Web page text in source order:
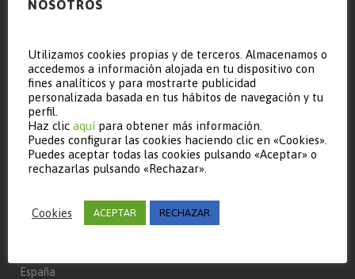
Keyter Intarcon Nederland BV
Keyter France SAS
Keyter Intarcon Schweiz
D3 Froid
CONTACTO
Keyter Technologies, S.L.
España
NOSOTROS
Utilizamos cookies propias y de terceros. Almacenamos o
accedemos a información alojada en tu dispositivo con
fines analíticos y para mostrarte publicidad
personalizada basada en tus hábitos de navegación y tu
perfil.
Haz clic aquí para obtener más información.
Puedes configurar las cookies haciendo clic en «Cookies».
Puedes aceptar todas las cookies pulsando «Aceptar» o
rechazarlas pulsando «Rechazar».
Cookies ACEPTAR RECHAZAR